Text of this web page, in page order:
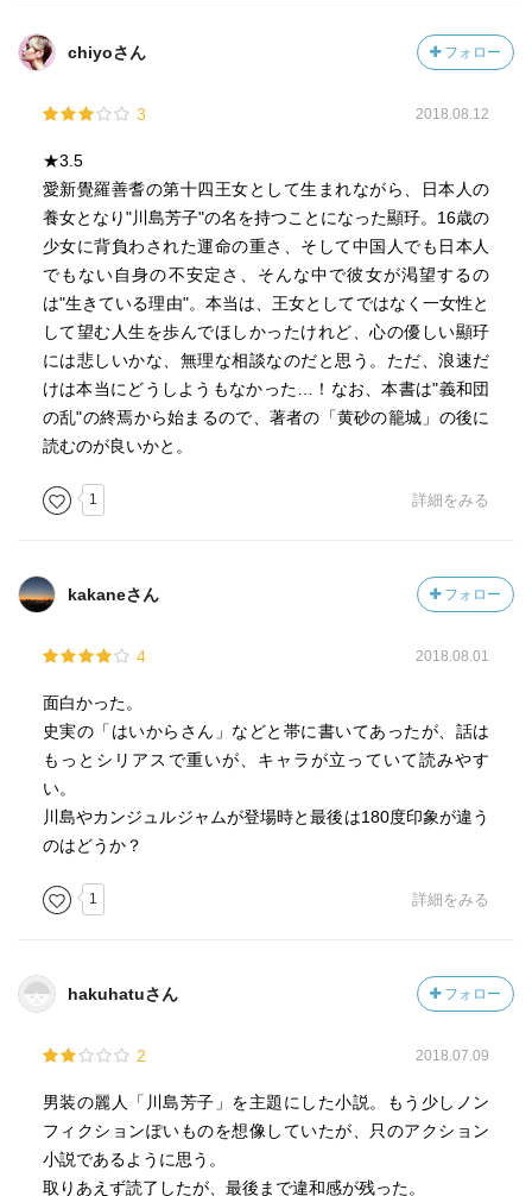
chiyoさん フォロー
3 2018.08.12
★3.5
愛新覺羅善耆の第十四王女として生まれながら、日本人の
養女となり"川島芳子"の名を持つことになった顯㺭。16歳の
少女に背負わされた運命の重さ、そして中国人でも日本人
でもない自身の不安定さ、そんな中で彼女が渇望するの
は"生きている理由"。本当は、王女としてではなく一女性と
して望む人生を歩んでほしかったけれど、心の優しい顯㺭
には悲しいかな、無理な相談なのだと思う。ただ、浪速だ
けは本当にどうしようもなかった…！なお、本書は"義和団
の乱"の終焉から始まるので、著者の「黄砂の籠城」の後に
読むのが良いかと。
1 詳細をみる
kakaneさん フォロー
4 2018.08.01
面白かった。
史実の「はいからさん」などと帯に書いてあったが、話は
もっとシリアスで重いが、キャラが立っていて読みやす
い。
川島やカンジュルジャムが登場時と最後は180度印象が違う
のはどうか？
1 詳細をみる
hakuhatuさん フォロー
2 2018.07.09
男装の麗人「川島芳子」を主題にした小説。もう少しノン
フィクションぽいものを想像していたが、只のアクション
小説であるように思う。
取りあえず読了したが、最後まで違和感が残った。